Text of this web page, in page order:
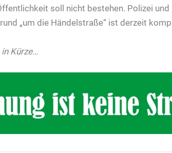
soll nicht bestehen. Polizei
„um die Händelstraße“ ist derzeit
Kürze…